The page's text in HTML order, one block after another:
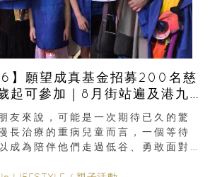
】願望成真基金招募200名慈
起可參加｜8月街站遍及港九
友來說，可能是一次期待已久的驚
長治療的重病兒童而言，一個等待
成為陪伴他們走過低谷、勇敢面對